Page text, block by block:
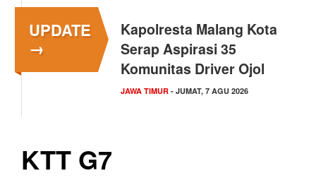
UPDATE
→
Kapolresta Malang Kota
Serap Aspirasi 35
Komunitas Driver Ojol
JAWA TIMUR - JUMAT, 7 AGU 2026
KTT G7